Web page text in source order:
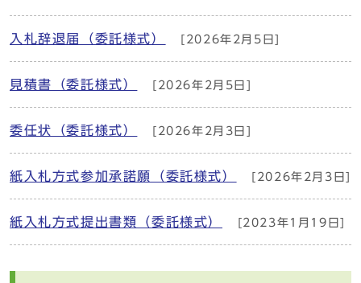
入札辞退届（委託様式） [2026年2月5日]
見積書（委託様式） [2026年2月5日]
委任状（委託様式） [2026年2月3日]
紙入札方式参加承諾願（委託様式） [2026年2月3日]
紙入札方式提出書類（委託様式） [2023年1月19日]